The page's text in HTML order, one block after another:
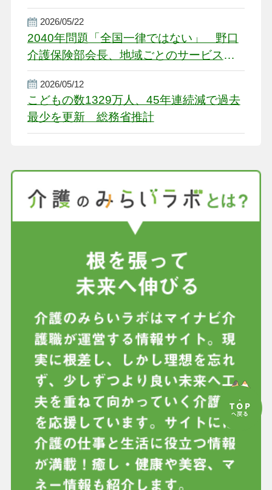
2026/05/22
2040年問題「全国一律ではない」 野口
介護保険部会長、地域ごとのサービス基
盤整備を促す
2026/05/12
こどもの数1329万人、45年連続減で過去
最少を更新 総務省推計